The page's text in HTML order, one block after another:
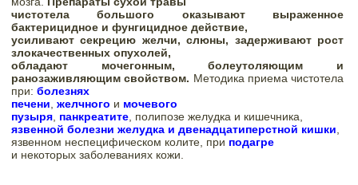
чистотела большого оказывают выраженное
бактерицидное и фунгицидное действие,
усиливают секрецию желчи, слюны, задерживают рост
злокачественных опухолей,
обладают мочегонным, болеутоляющим и
ранозаживляющим свойством. Методика приема чистотела
при: болезнях
печени желчного и мочевого
пузыря панкреатите
язвенной болезни желудка и двенадцатиперстной кишки
язвенном неспецифическом колите, при подагре
и некоторых заболеваниях кожи